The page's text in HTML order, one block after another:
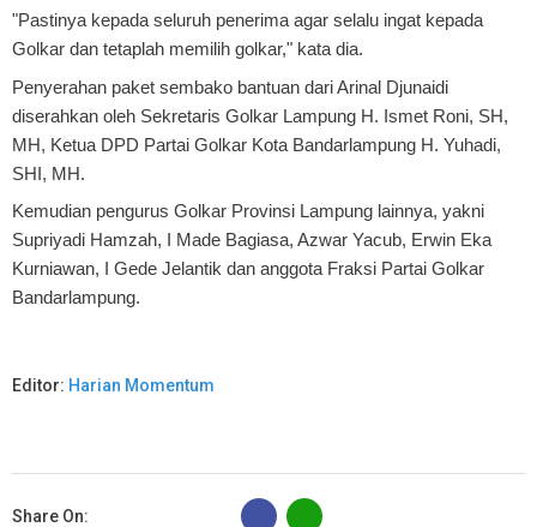
"Pastinya kepada seluruh penerima agar selalu ingat kepada
Golkar dan tetaplah memilih golkar," kata dia.
Penyerahan paket sembako bantuan dari Arinal Djunaidi
diserahkan oleh Sekretaris Golkar Lampung H. Ismet Roni, SH,
MH, Ketua DPD Partai Golkar Kota Bandarlampung H. Yuhadi,
SHI, MH.
Kemudian pengurus Golkar Provinsi Lampung lainnya, yakni
Supriyadi Hamzah, I Made Bagiasa, Azwar Yacub, Erwin Eka
Kurniawan, I Gede Jelantik dan anggota Fraksi Partai Golkar
Bandarlampung.
Editor: Harian Momentum
Share On:
B